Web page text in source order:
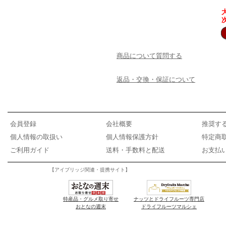
商品について質問する
返品・交換・保証について
会員登録 会社概要
推奨す
個人情報の取扱い
個人情報保護方針
特定商
ご利用ガイド
送料・手数料と配送 お支払
【アイブリッジ関連・提携サイト】
特産品・グルメ取り寄せ
おとなの週末
ナッツとドライフルーツ専門店
ドライフルーツマルシェ